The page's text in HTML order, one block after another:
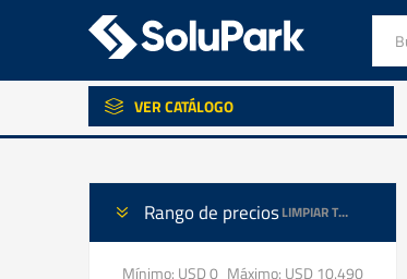
VER CATÁLOGO
LIMPIAR TODO
Rango de precios
Mínimo: USD 0 Máximo: USD 10.490